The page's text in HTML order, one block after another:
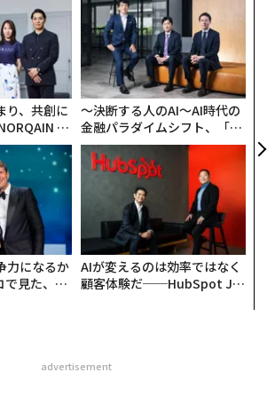
り、共創に
JA
〜決断する人のAI〜AI時代の
金融パラダイムシフト、「超
個別化」の核心 【MUFG×ウ
ェルスナビ×PwC】
力になるか
見た、く
AIが変えるのは効率ではなく
顧客体験だ──HubSpot Ja
advertisement